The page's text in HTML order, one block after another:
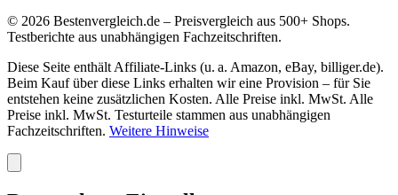
© 2026 Bestenvergleich.de – Preisvergleich aus 500+ Shops.
Testberichte aus unabhängigen Fachzeitschriften.
Diese Seite enthält Affiliate-Links (u. a. Amazon, eBay, billiger.de).
Beim Kauf über diese Links erhalten wir eine Provision – für Sie
entstehen keine zusätzlichen Kosten. Alle Preise inkl. MwSt. Alle
Preise inkl. MwSt. Testurteile stammen aus unabhängigen
Fachzeitschriften. Weitere Hinweise